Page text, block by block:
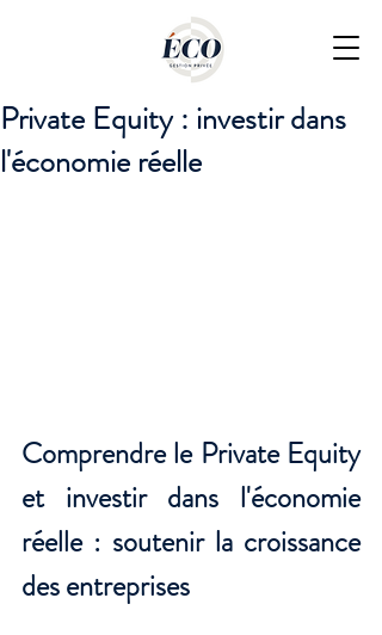
Private Equity : investir dans
l'économie réelle
Comprendre le Private Equity
et investir dans l'économie
réelle : soutenir la croissance
des entreprises